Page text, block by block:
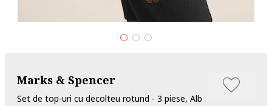
Marks & Spencer
Set de top-uri cu decolteu rotund - 3 piese, Alb